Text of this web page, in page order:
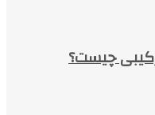
چیست؟